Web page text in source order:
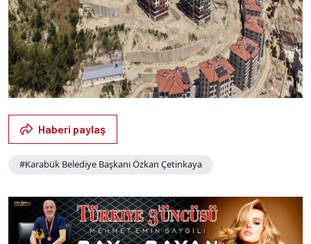
Haberi paylaş
#Karabük Belediye Başkanı Özkan Çetinkaya